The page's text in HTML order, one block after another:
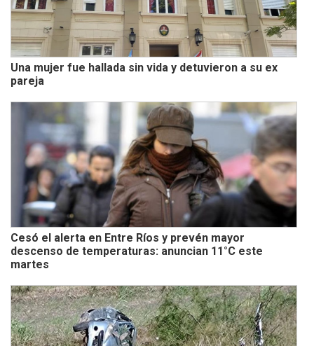
Una mujer fue hallada sin vida y detuvieron a su ex
pareja
Cesó el alerta en Entre Ríos y prevén mayor
descenso de temperaturas: anuncian 11°C este
martes